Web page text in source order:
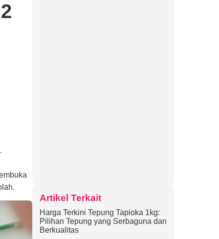
Artikel Terkait
Harga Terkini Tepung Tapioka 1kg:
Pilihan Tepung yang Serbaguna dan
Berkualitas